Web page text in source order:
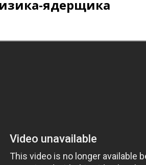
ядерщика